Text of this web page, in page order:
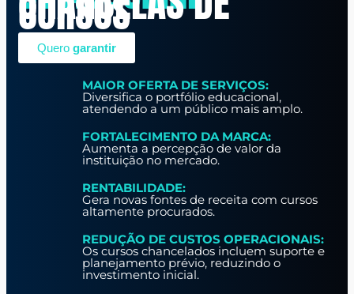
CURSOS
Quero garantir
MAIOR OFERTA DE SERVIÇOS:
Diversifica o portfólio educacional,
atendendo a um público mais amplo.
FORTALECIMENTO DA MARCA:
Aumenta a percepção de valor da
instituição no mercado.
RENTABILIDADE:
Gera novas fontes de receita com cursos
altamente procurados.
REDUÇÃO DE CUSTOS OPERACIONAIS:
Os cursos chancelados incluem suporte e
planejamento prévio, reduzindo o
investimento inicial.